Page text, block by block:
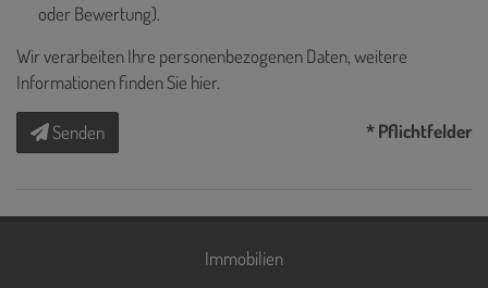
oder Bewertung).
Wir verarbeiten Ihre personenbezogenen Daten, weitere
Informationen finden Sie hier.
Senden * Pflichtfelder
Immobilien